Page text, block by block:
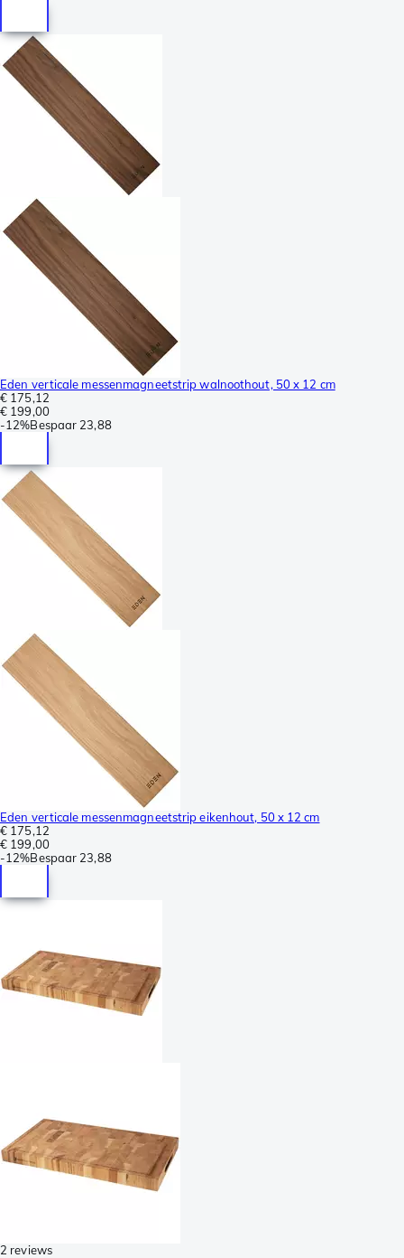
Eden verticale messenmagneetstrip walnoothout, 50 x 12 cm
€ 175,12
€ 199,00
-12%Bespaar 23,88
Eden verticale messenmagneetstrip eikenhout, 50 x 12 cm
€ 175,12
€ 199,00
-12%Bespaar 23,88
2 reviews